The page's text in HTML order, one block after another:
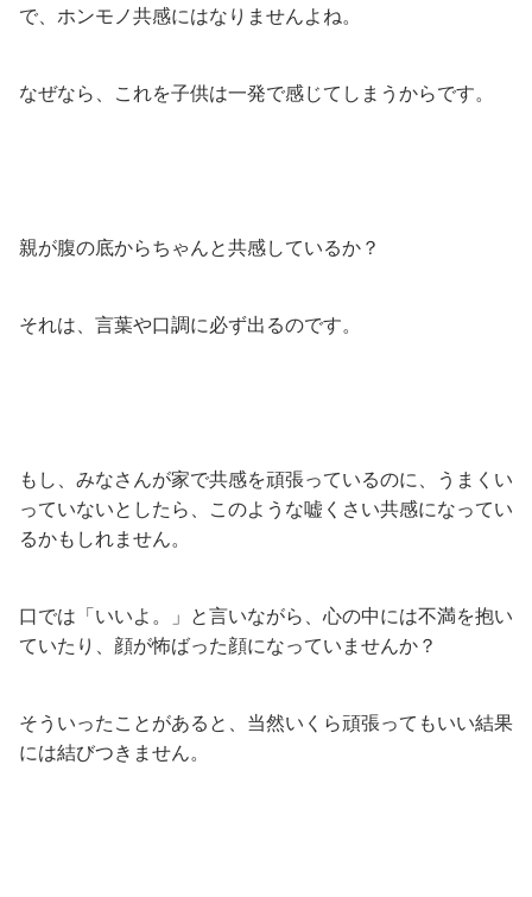
で、ホンモノ共感にはなりませんよね。
なぜなら、これを子供は一発で感じてしまうからです。
親が腹の底からちゃんと共感しているか？
それは、言葉や口調に必ず出るのです。
もし、みなさんが家で共感を頑張っているのに、うまくい
っていないとしたら、このような嘘くさい共感になってい
るかもしれません。
口では「いいよ。」と言いながら、心の中には不満を抱い
ていたり、顔が怖ばった顔になっていませんか？
そういったことがあると、当然いくら頑張ってもいい結果
には結びつきません。